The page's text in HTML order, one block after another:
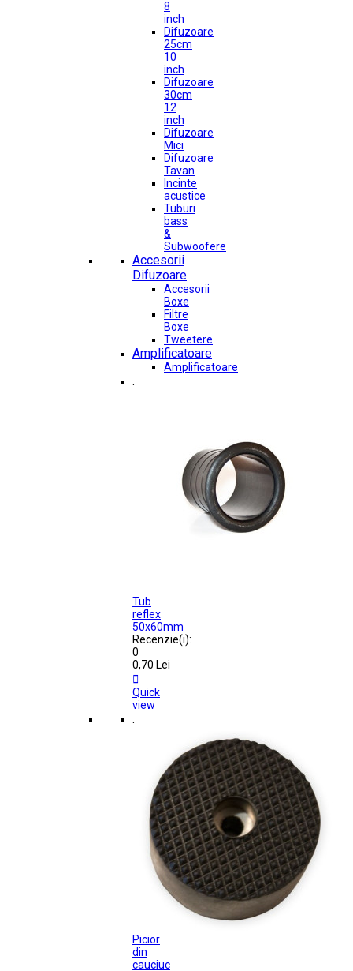
8
inch
Difuzoare
25cm
10
inch
Difuzoare
30cm
12
inch
Difuzoare
Mici
Difuzoare
Tavan
Incinte
acustice
Tuburi
bass
&
Subwoofere
Accesorii
Difuzoare
Accesorii
Boxe
Filtre
Boxe
Tweetere
Amplificatoare
Amplificatoare
.
Tub
reflex
50x60mm
Recenzie(i):
0
0,70 Lei

Quick
view
.
Picior
din
cauciuc